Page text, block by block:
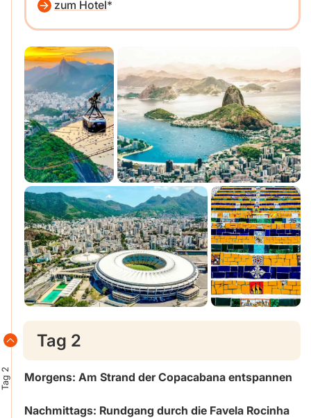
zum Hotel
Tag 2
Tag 2
Morgens: Am Strand der Copacabana entspannen
Nachmittags: Rundgang durch die Favela Rocinha